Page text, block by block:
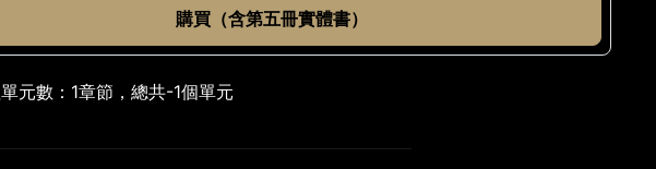
購買（含第五冊實體書）
元數： 1章節，總共-1個單元